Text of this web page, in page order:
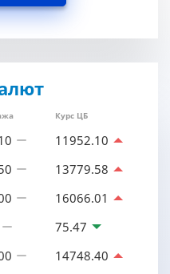
Курс ЦБ
11952.10
13779.58
16066.01
75.47
14748.40